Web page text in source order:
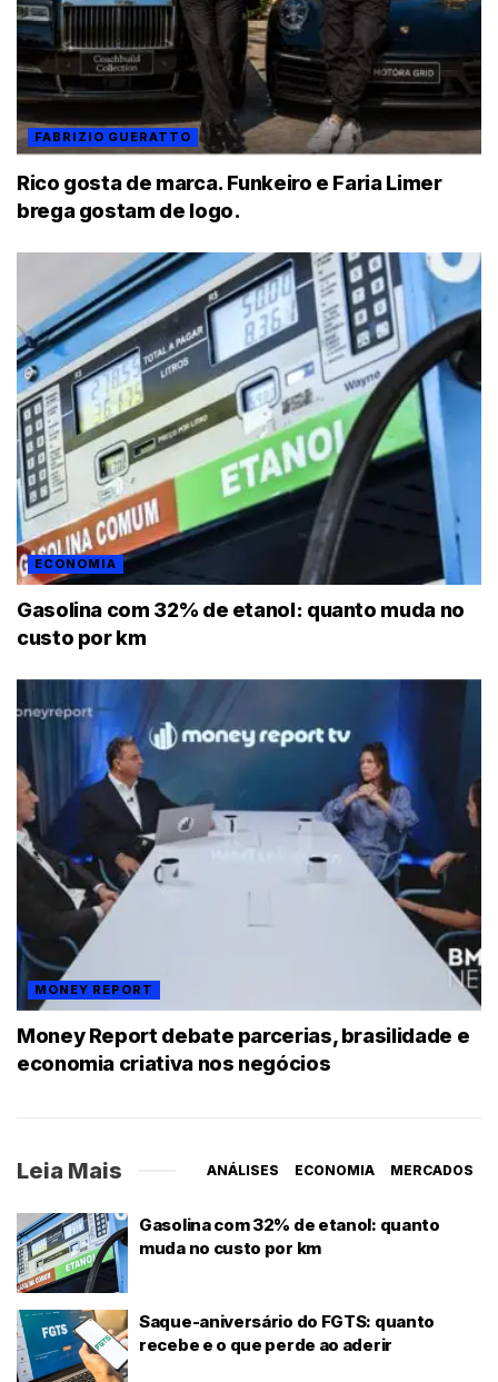
FABRIZIO GUERATTO
Rico gosta de marca. Funkeiro e Faria Limer
brega gostam de logo.
ECONOMIA
Gasolina com 32% de etanol: quanto muda no
custo por km
MONEY REPORT
Money Report debate parcerias, brasilidade e
economia criativa nos negócios
Leia Mais ANÁLISES ECONOMIA MERCADOS
Gasolina com 32% de etanol: quanto
muda no custo por km
Saque-aniversário do FGTS: quanto
recebe e o que perde ao aderir